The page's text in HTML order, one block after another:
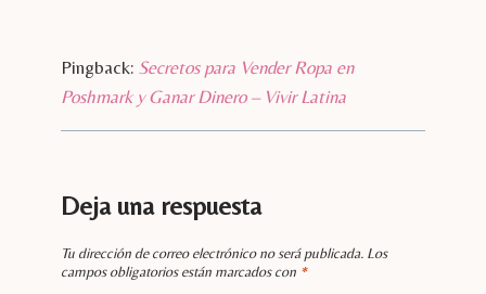
Pingback: Secretos para Vender Ropa en
Poshmark y Ganar Dinero – Vivir Latina
Deja una respuesta
Tu dirección de correo electrónico no será publicada. Los
campos obligatorios están marcados con *